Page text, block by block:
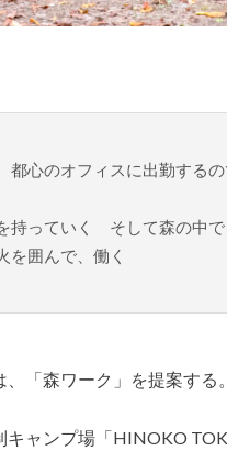
心のオフィスに出勤する
持っていく そして森の中
を囲んで、働く
「森ワーク」を提案する。
キャンプ場「HINOKO